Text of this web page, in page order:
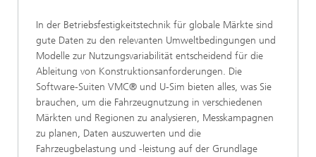
In der Betriebsfestigkeitstechnik für globale Märkte sind
gute Daten zu den relevanten Umweltbedingungen und
Modelle zur Nutzungsvariabilität entscheidend für die
Ableitung von Konstruktionsanforderungen. Die
Software-Suiten VMC® und U-Sim bieten alles, was Sie
brauchen, um die Fahrzeugnutzung in verschiedenen
Märkten und Regionen zu analysieren, Messkampagnen
zu planen, Daten auszuwerten und die
Fahrzeugbelastung und -leistung auf der Grundlage